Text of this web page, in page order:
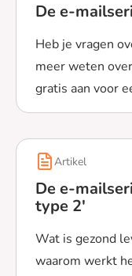
De e-
Heb je vragen
meer weten
gratis aan voor
helpen.
Lees meer over
Artikel
De e-
type 2'
Wat is gezond
waarom werkt